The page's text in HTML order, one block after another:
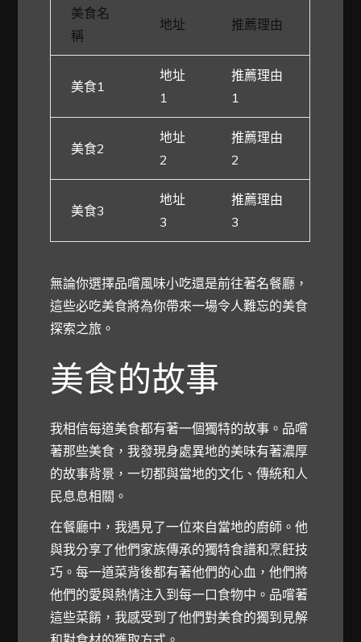
美食名
稱
地址 推薦理由
美食1
地址
1
推薦理由
1
美食2
地址
2
推薦理由
2
美食3
地址
3
推薦理由
3
無論你選擇品嚐風味小吃還是前往著名餐廳，
這些必吃美食將為你帶來一場令人難忘的美食
探索之旅。
美食的故事
我相信每道美食都有著一個獨特的故事。品嚐
著那些美食，我發現身處異地的美味有著濃厚
的故事背景，一切都與當地的文化、傳統和人
民息息相關。
在餐廳中，我遇見了一位來自當地的廚師。他
與我分享了他們家族傳承的獨特食譜和烹飪技
巧。每一道菜背後都有著他們的心血，他們將
他們的愛與熱情注入到每一口食物中。品嚐著
這些菜餚，我感受到了他們對美食的獨到見解